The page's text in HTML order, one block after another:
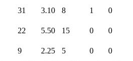
31 3.10 8 1
0
22 5.50 15 0
0
9 2.25 5 0
0